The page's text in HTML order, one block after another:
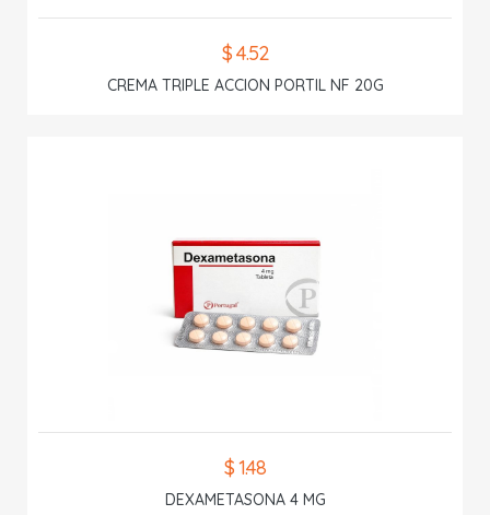
$ 4.52
CREMA TRIPLE ACCION PORTIL NF 20G
$ 1.48
DEXAMETASONA 4 MG